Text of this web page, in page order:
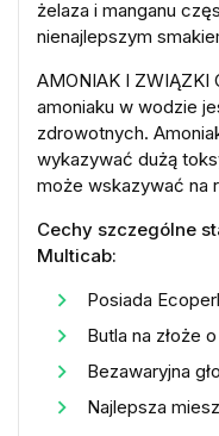
żelaza i manganu
nienajlepszym
AMONIAK I ZWIĄZKI
amoniaku w wodzie
zdrowotnych.
wykazywać dużą
może wskazywać na
Cechy szczególne
Multicab:
Posiada
Butla na złoże
Bezawaryjna
Najlepsza